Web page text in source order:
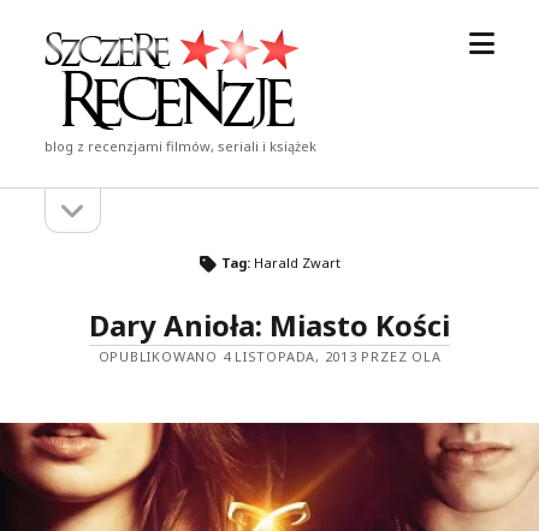
Szczere
Recenzje
blog z recenzjami filmów, seriali i książek
Pasekpasek
Tag: Harald Zwart
Dary Anioła: Miasto Kości
OPUBLIKOWANO 4 LISTOPADA, 2013 PRZEZ OLA